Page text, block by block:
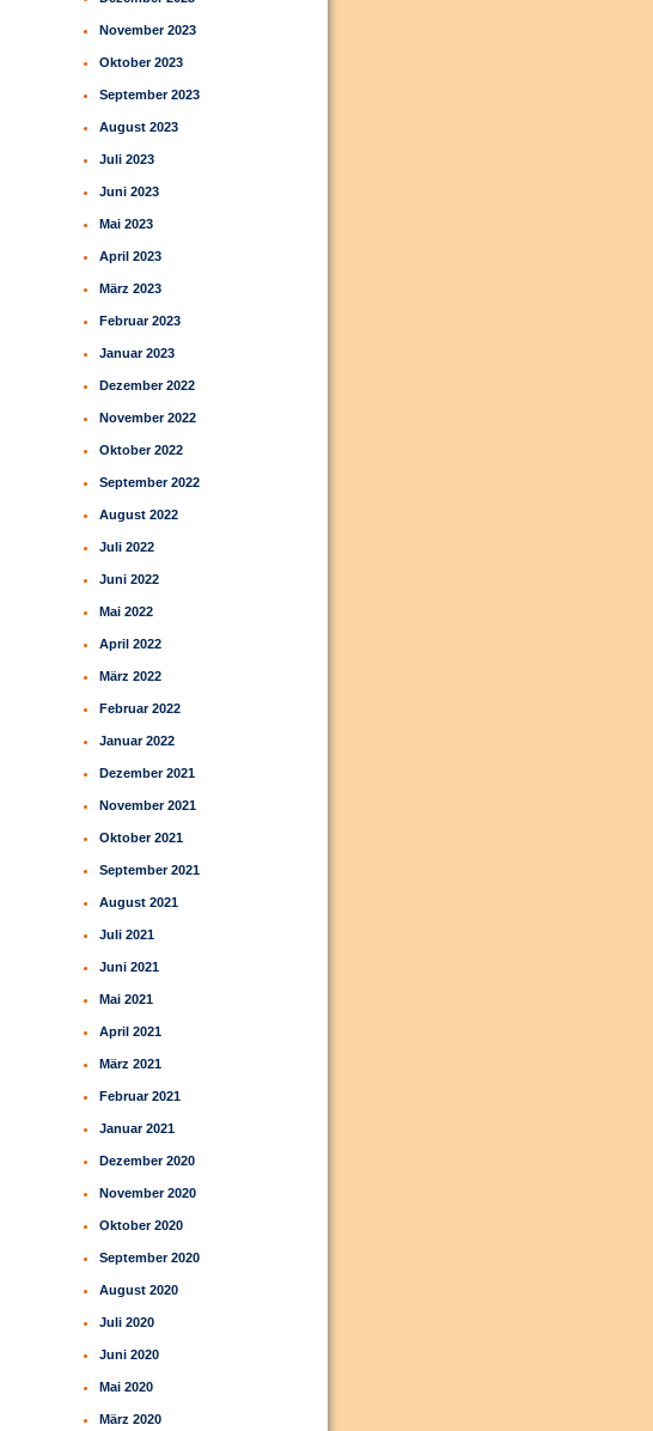
November 2023
Oktober 2023
September 2023
August 2023
Juli 2023
Juni 2023
Mai 2023
April 2023
März 2023
Februar 2023
Januar 2023
Dezember 2022
November 2022
Oktober 2022
September 2022
August 2022
Juli 2022
Juni 2022
Mai 2022
April 2022
März 2022
Februar 2022
Januar 2022
Dezember 2021
November 2021
Oktober 2021
September 2021
August 2021
Juli 2021
Juni 2021
Mai 2021
April 2021
März 2021
Februar 2021
Januar 2021
Dezember 2020
November 2020
Oktober 2020
September 2020
August 2020
Juli 2020
Juni 2020
Mai 2020
März 2020